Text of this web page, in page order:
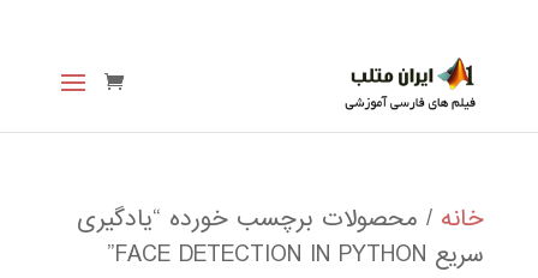
خانه / محصولات برچسب خورده “یادگیری
سریع FACE DETECTION IN PYTHON”